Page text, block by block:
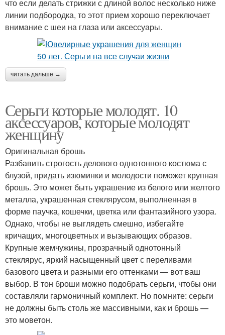
что если делать стрижки с длиной волос несколько ниже
линии подбородка, то этот прием хорошо переключает
внимание с шеи на глаза или аксессуары.
читать дальше →
Серьги которые молодят. 10
аксессуаров, которые молодят
женщину
Оригинальная брошь
Разбавить строгость делового однотонного костюма с
блузой, придать изюминки и молодости поможет крупная
брошь. Это может быть украшение из белого или желтого
металла, украшенная стеклярусом, выполненная в
форме паучка, кошечки, цветка или фантазийного узора.
Однако, чтобы не выглядеть смешно, избегайте
кричащих, многоцветных и вызывающих образов.
Крупные жемчужины, прозрачный однотонный
стеклярус, яркий насыщенный цвет с переливами
базового цвета и разными его оттенками — вот ваш
выбор. В тон броши можно подобрать серьги, чтобы они
составляли гармоничный комплект. Но помните: серьги
не должны быть столь же массивными, как и брошь —
это моветон.